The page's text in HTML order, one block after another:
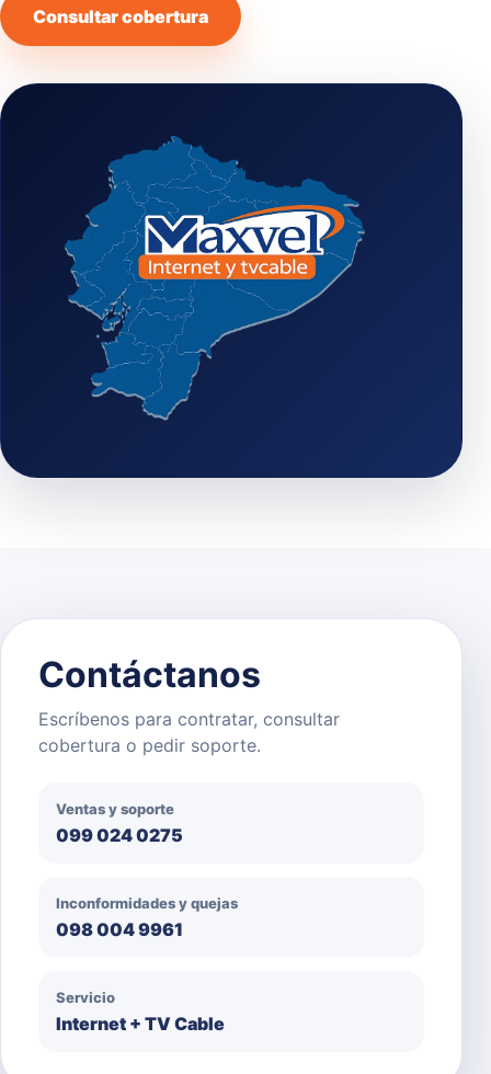
Consultar cobertura
Contáctanos
Escríbenos para contratar, consultar
cobertura o pedir soporte.
Ventas y soporte
099 024 0275
Inconformidades y quejas
098 004 9961
Servicio
Internet + TV Cable